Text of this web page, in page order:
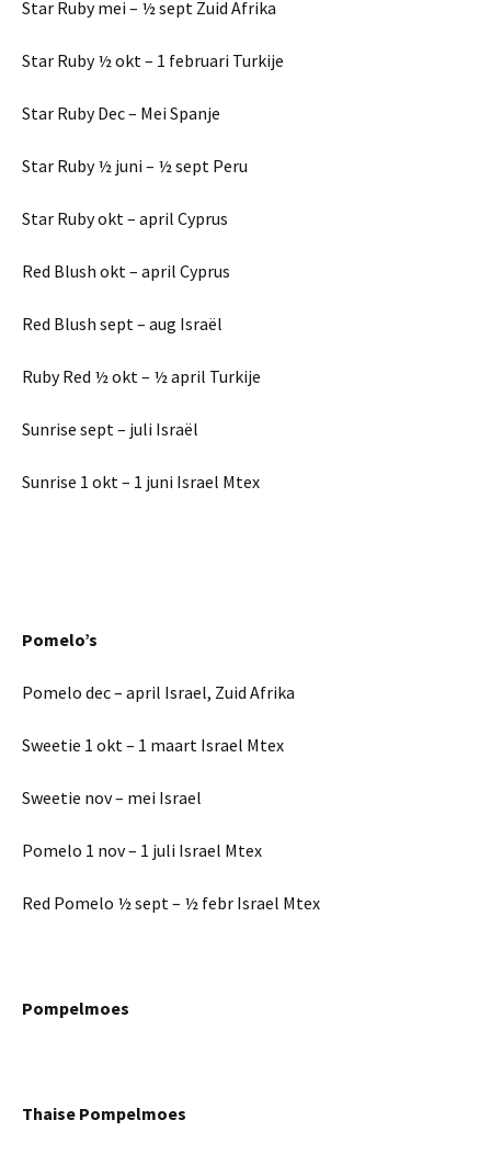
Star Ruby mei – ½ sept Zuid Afrika
Star Ruby ½ okt – 1 februari Turkije
Star Ruby Dec – Mei Spanje
Star Ruby ½ juni – ½ sept Peru
Star Ruby okt – april Cyprus
Red Blush okt – april Cyprus
Red Blush sept – aug Israël
Ruby Red ½ okt – ½ april Turkije
Sunrise sept – juli Israël
Sunrise 1 okt – 1 juni Israel Mtex
Pomelo’s
Pomelo dec – april Israel, Zuid Afrika
Sweetie 1 okt – 1 maart Israel Mtex
Sweetie nov – mei Israel
Pomelo 1 nov – 1 juli Israel Mtex
Red Pomelo ½ sept – ½ febr Israel Mtex
Pompelmoes
Thaise Pompelmoes